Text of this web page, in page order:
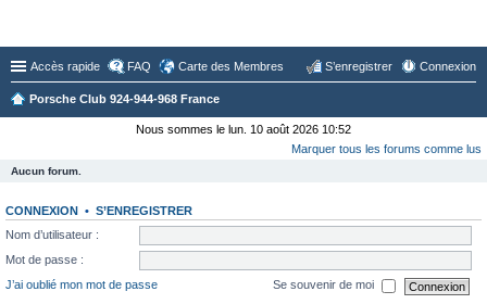
Accès rapide FAQ Carte des Membres Connexion
S’enregistrer
Porsche Club 924-944-968 France
Nous sommes le lun. 10 août 2026 10:52
Marquer tous les forums comme lus
Aucun forum.
CONNEXION • S’ENREGISTRER
Nom d’utilisateur :
Mot de passe :
J’ai oublié mon mot de passe
Se souvenir de moi